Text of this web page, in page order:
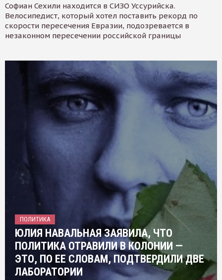
Софиан Сехили находится в СИЗО Уссурийска.
Велосипедист, который хотел поставить рекорд по
скорости пересечения Евразии, подозревается в
незаконном пересечении российской границы
ПОЛИТИКА
ЮЛИЯ НАВАЛЬНАЯ ЗАЯВИЛА, ЧТО
ПОЛИТИКА ОТРАВИЛИ В КОЛОНИИ —
ЭТО, ПО ЕЕ СЛОВАМ, ПОДТВЕРДИЛИ ДВЕ
ЛАБОРАТОРИИ